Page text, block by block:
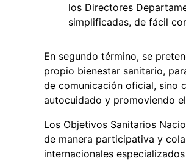
los Directores
simplificadas, de fácil
En segundo término, se
propio bienestar sanitario,
de comunicación oficial, sino
autocuidado y promoviendo
Los Objetivos Sanitarios
de manera participativa y
internacionales